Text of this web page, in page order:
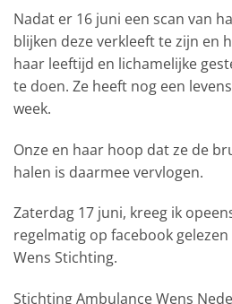
Nadat er 16 juni een scan van
blijken deze verkleeft te zijn en
haar leeftijd en lichamelijke
te doen. Ze heeft nog een
week.
Onze en haar hoop dat ze de
halen is daarmee vervlogen.
Zaterdag 17 juni, kreeg ik
regelmatig op facebook
Wens Stichting.
Stichting Ambulance Wens